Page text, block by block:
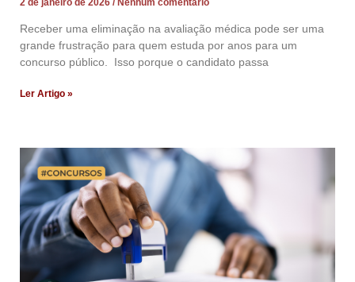
Receber uma eliminação na avaliação médica pode ser uma
grande frustração para quem estuda por anos para um
concurso público. Isso porque o candidato passa
Ler Artigo »